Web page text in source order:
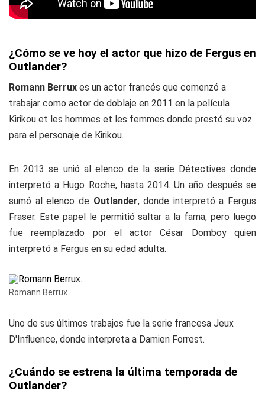
¿Cómo se ve hoy el actor que hizo de Fergus en
Outlander?
Romann Berrux es un actor francés que comenzó a
trabajar como actor de doblaje en 2011 en la película
Kirikou et les hommes et les femmes donde prestó su voz
para el personaje de Kirikou.
En 2013 se unió al elenco de la serie Détectives donde
interpretó a Hugo Roche, hasta 2014. Un año después se
sumó al elenco de Outlander, donde interpretó a Fergus
Fraser. Este papel le permitió saltar a la fama, pero luego
fue reemplazado por el actor César Domboy quien
interpretó a Fergus en su edad adulta.
Romann Berrux.
Uno de sus últimos trabajos fue la serie francesa Jeux
D'Influence, donde interpreta a Damien Forrest.
¿Cuándo se estrena la última temporada de
Outlander?